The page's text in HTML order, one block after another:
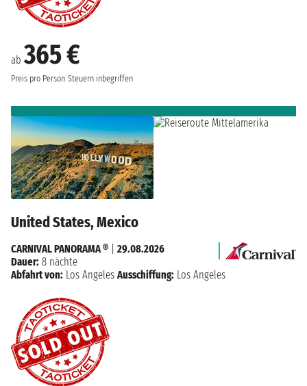
ab365 €
Preis pro Person Steuern inbegriffen
United States, Mexico
CARNIVAL PANORAMA ®
29.08.2026
Dauer: 8 nächte
Abfahrt von: Los Angeles Ausschiffung: Los Angeles